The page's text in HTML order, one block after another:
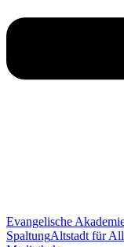
Evangelische
SpaltungAltstadt für